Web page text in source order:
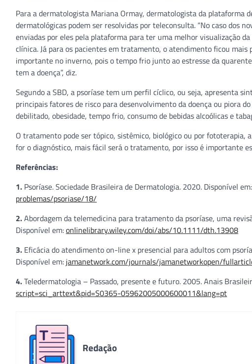
Para a dermatologista Mariana Ormay, dermatologista da plataforma
dermatológicas podem ser resolvidas por teleconsulta. “No caso dos
enviadas por eles pela plataforma para ter uma melhor visualização
clínica. Já para os pacientes em tratamento, o atendimento ficou
importante no inverno, pois o tempo frio junto ao estresse da
tem a doença”, diz.
Segundo a SBD, a psoríase tem um perfil cíclico, ou seja, apresenta
principais fatores de risco para desenvolvimento da doença ou piora
debilitado, obesidade, tempo frio, consumo de bebidas alcoólicas e
O tratamento pode ser tópico, sistêmico, biológico ou por fototerapia,
for o diagnóstico, mais fácil será o tratamento, por isso é importante
Referências:
1. Psoríase. Sociedade Brasileira de Dermatologia. 2020. Disponível em:
problemas/psoriase/18/
2.Abordagem da telemedicina para tratamento da psoríase, uma
Disponível em:onlinelibrary.wiley.com/doi/abs/10.1111/dth.13908
3. Eficácia do atendimento on-line x presencial para adultos com
Disponível em: jamanetwork.com/journals/jamanetworkopen/
4.Teledermatologia – Passado, presente e futuro. 2005. Anais
script=sci_arttext&pid=S0365-05962005000600011&lang=pt
Redação